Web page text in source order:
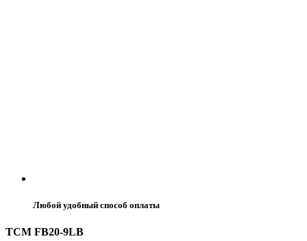
Любой удобный способ оплаты
TCM FB20-9LB